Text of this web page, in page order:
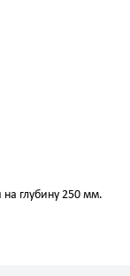
глубину 250 мм.